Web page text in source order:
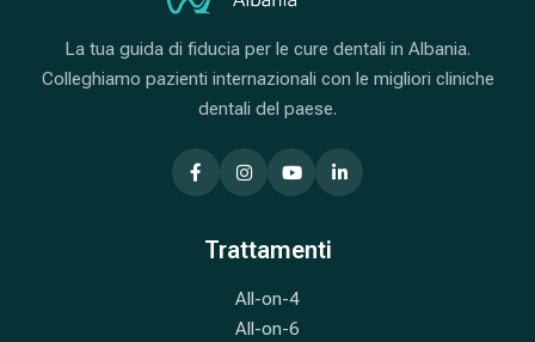
La tua guida di fiducia per le cure dentali in Albania.
Colleghiamo pazienti internazionali con le migliori cliniche
dentali del paese.
Trattamenti
All-on-4
All-on-6